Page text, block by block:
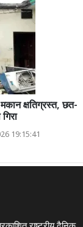
क्षतिग्रस्त, छत-
19:15:41